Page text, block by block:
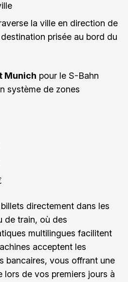
la ville en direction de
prisée au bord du
Munich pour le S-Bahn
système de zones
directement dans les
de train, où des
multilingues facilitent
acceptent les
bancaires, vous offrant une
lors de vos premiers jours à